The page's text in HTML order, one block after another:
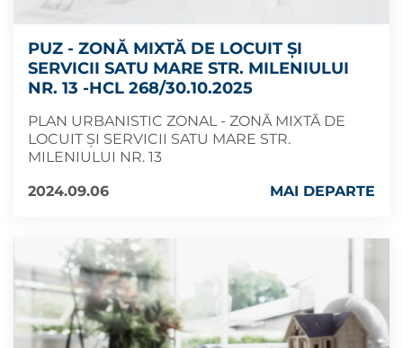
PUZ - ZONĂ MIXTĂ DE LOCUIT ȘI
SERVICII SATU MARE STR. MILENIULUI
NR. 13 -HCL 268/30.10.2025
PLAN URBANISTIC ZONAL - ZONĂ MIXTĂ DE
LOCUIT ȘI SERVICII SATU MARE STR.
MILENIULUI NR. 13
2024.09.06
MAI DEPARTE